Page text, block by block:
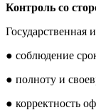
Контроль со
Государственная
● соблюдение
● полноту и
● корректность